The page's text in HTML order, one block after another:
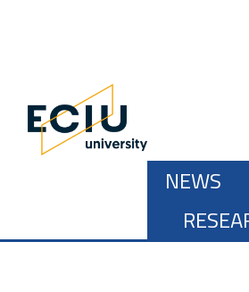
MAIN
NEWS